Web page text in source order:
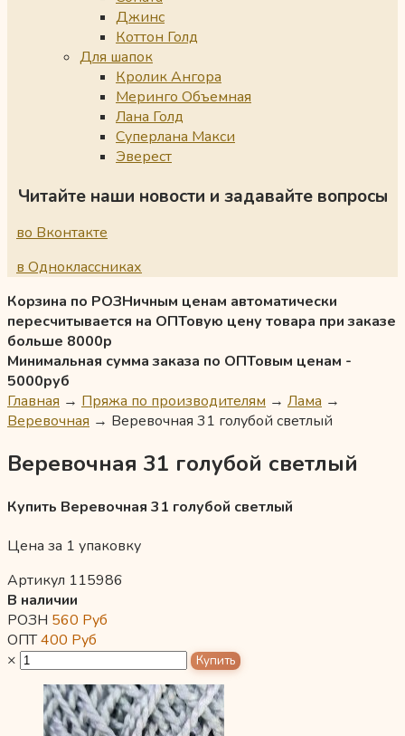
Джинс
Коттон Голд
Для шапок
Кролик Ангора
Меринго Объемная
Лана Голд
Суперлана Макси
Эверест
Читайте наши новости и задавайте вопросы
во Вконтакте
в Одноклассниках
Корзина по РОЗНичным ценам автоматически
пересчитывается на ОПТовую цену товара при заказе
больше 8000р
Минимальная сумма заказа по ОПТовым ценам -
5000руб
Главная → Пряжа по производителям → Лама →
Веревочная → Веревочная 31 голубой светлый
Веревочная 31 голубой светлый
Купить Веревочная 31 голубой светлый
Цена за 1 упаковку
Артикул 115986
В наличии
РОЗН 560 Руб
ОПТ400 Руб
×